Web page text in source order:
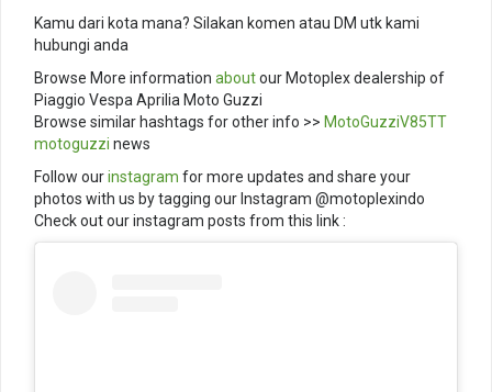
Kamu dari kota mana? Silakan komen atau DM utk kami
hubungi anda
Browse More information aboutour Motoplex dealership of
Piaggio Vespa Aprilia Moto Guzzi
Browse similar hashtags for other info >> MotoGuzziV85TT
motoguzzi news
Follow ourinstagram for more updates and share your
photos with us by tagging our Instagram @motoplexindo
Check out our instagram posts from this link :